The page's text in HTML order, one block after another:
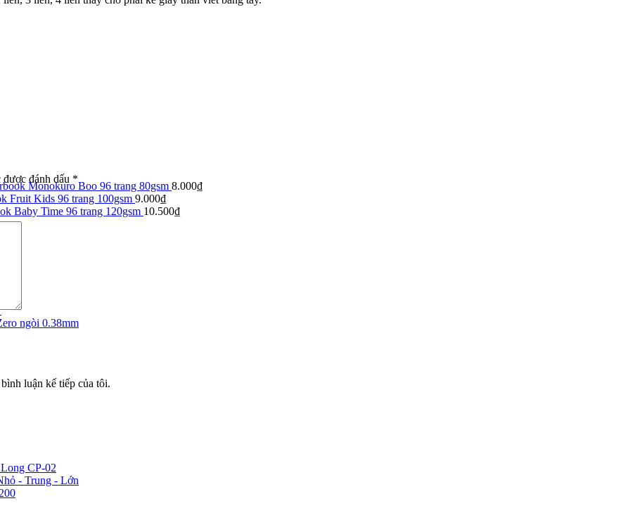
Monokuro Boo 96 trang 80gsm 8.000₫
Fruit Kids 96 trang 100gsm 9.000₫
Baby Time 96 trang 120gsm 10.500₫
ngòi 0.38mm
CP-02
- Trung - Lớn
đánh dấu *
luận kế tiếp của tôi.